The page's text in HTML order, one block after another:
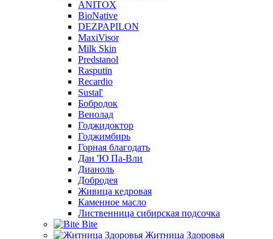
ANITOX
BioNative
DEZPAPILON
MaxiVisor
Milk Skin
Predstanol
Rasputin
Recardio
Sustal'
Бобродок
Венолад
Годжидоктор
Годжимбирь
Горная благодать
Дан 'Ю Па-Вли
Дианоль
Добродея
Живица кедровая
Каменное масло
Лиственница сибирская подсочка
Bite
Житница Здоровья